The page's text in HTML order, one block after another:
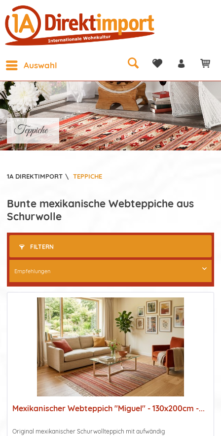
Auswahl
Teppiche
1A DIREKTIMPORT \ TEPPICHE
Bunte mexikanische Webteppiche aus
Schurwolle
FILTERN
Mexikanischer Webteppich "Miguel" - 130x200cm -...
Original mexikanischer Schurwollteppich mit aufwändig